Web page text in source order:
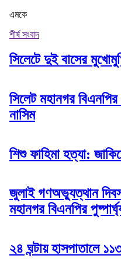
এমকে
শীর্ষ সংবাদ
সিলেটে দুই বাসের
সিলেট মহানগর
নাসিম
শিশু ফাহিমা হত্যা:
জুলাই গণঅভ্যুত্থান
মহানগর বিএনপির
২৪ ঘন্টায় হাসপাতালে